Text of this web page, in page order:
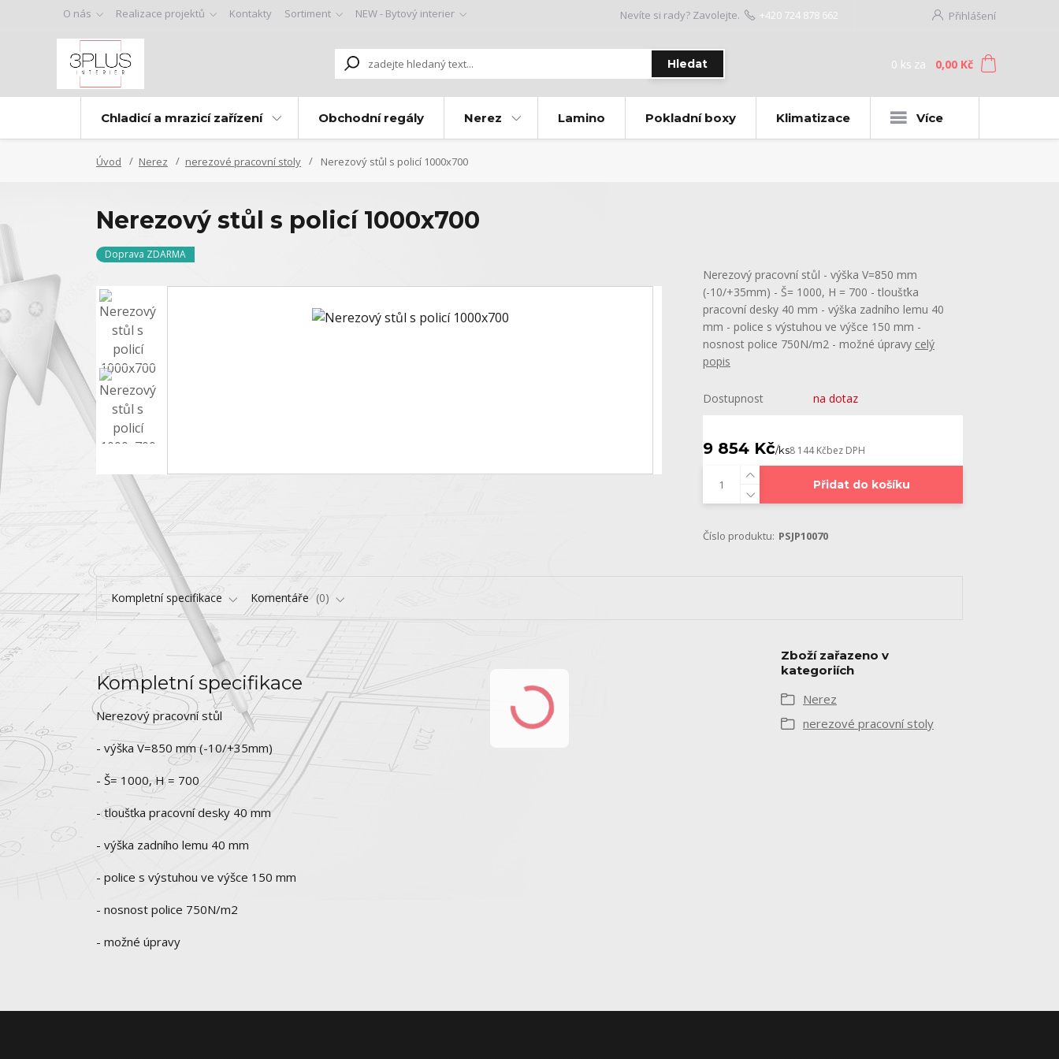
O nás Realizace projektů Kontakty Sortiment NEW - Bytový interier Přihlášení
Hledat
Nevíte si rady? Zavolejte. +420 724 878 662
0 ks za 0,00 Kč
Chladicí a mrazicí zařízení Obchodní regály Nerez Lamino Pokladní boxy Klimatizace Více
Úvod Nerez nerezové pracovní stoly Nerezový stůl s policí 1000x700
Nerezový stůl s policí 1000x700
Doprava ZDARMA
Nerezový pracovní stůl - výška V=850 mm
(-10/+35mm) - Š= 1000, H = 700 - tloušťka
pracovní desky 40 mm - výška zadního lemu 40
mm - police s výstuhou ve výšce 150 mm -
nosnost police 750N/m2 - možné úpravy celý
popis
Dostupnost na dotaz
9 854 Kč/ks8 144 Kčbez DPH
Přidat do košíku
Číslo produktu: PSJP10070
Kompletní specifikace Komentáře 0
Kompletní specifikace
Nerezový pracovní stůl
- výška V=850 mm (-10/+35mm)
- Š= 1000, H = 700
- tloušťka pracovní desky 40 mm
- výška zadního lemu 40 mm
- police s výstuhou ve výšce 150 mm
- nosnost police 750N/m2
- možné úpravy
Zboží zařazeno v
kategoriích
Nerez
nerezové pracovní stoly